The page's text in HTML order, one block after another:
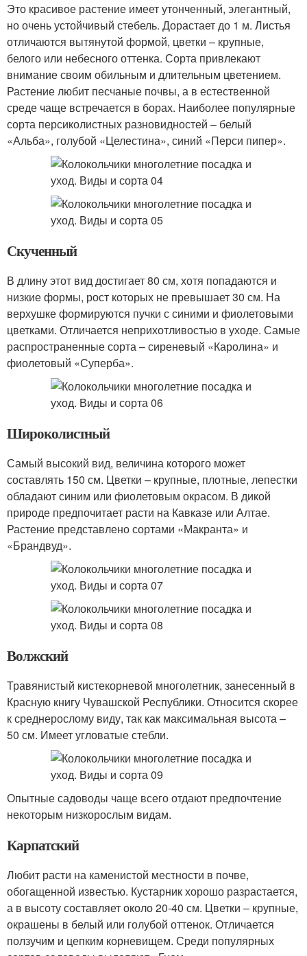
Это красивое растение имеет утонченный, элегантный,
но очень устойчивый стебель. Дорастает до 1 м. Листья
отличаются вытянутой формой, цветки – крупные,
белого или небесного оттенка. Сорта привлекают
внимание своим обильным и длительным цветением.
Растение любит песчаные почвы, а в естественной
среде чаще встречается в борах. Наиболее популярные
сорта персиколистных разновидностей – белый
«Альба», голубой «Целестина», синий «Перси пипер».
Скученный
В длину этот вид достигает 80 см, хотя попадаются и
низкие формы, рост которых не превышает 30 см. На
верхушке формируются пучки с синими и фиолетовыми
цветками. Отличается неприхотливостью в уходе. Самые
распространенные сорта – сиреневый «Каролина» и
фиолетовый «Суперба».
Широколистный
Самый высокий вид, величина которого может
составлять 150 см. Цветки – крупные, плотные, лепестки
обладают синим или фиолетовым окрасом. В дикой
природе предпочитает расти на Кавказе или Алтае.
Растение представлено сортами «Макранта» и
«Брандвуд».
Волжский
Травянистый кистекорневой многолетник, занесенный в
Красную книгу Чувашской Республики. Относится скорее
к среднерослому виду, так как максимальная высота –
50 см. Имеет угловатые стебли.
Опытные садоводы чаще всего отдают предпочтение
некоторым низкорослым видам.
Карпатский
Любит расти на каменистой местности в почве,
обогащенной известью. Кустарник хорошо разрастается,
а в высоту составляет около 20-40 см. Цветки – крупные,
окрашены в белый или голубой оттенок. Отличается
ползучим и цепким корневищем. Среди популярных